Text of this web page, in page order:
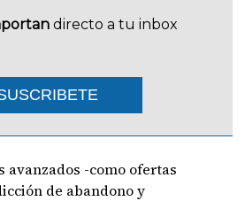
directo a tu inbox
avanzados -como ofertas
de abandono y